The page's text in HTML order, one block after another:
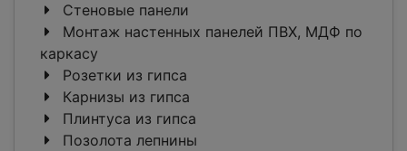
Стеновые панели
Монтаж настенных панелей ПВХ, МДФ по
каркасу
Розетки из гипса
Карнизы из гипса
Плинтуса из гипса
Позолота лепнины